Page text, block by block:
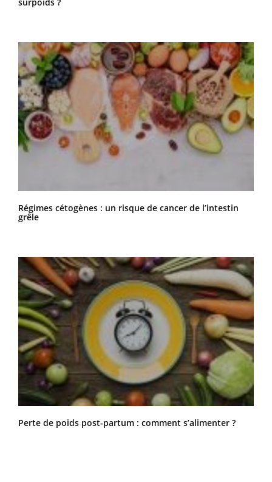
Régimes cétogènes : un risque de cancer de l’intestin
grêle
Perte de poids post-partum : comment s’alimenter ?